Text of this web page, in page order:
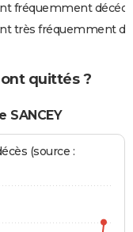
fréquemment
très fréquemment
ont quittés ?
(source :